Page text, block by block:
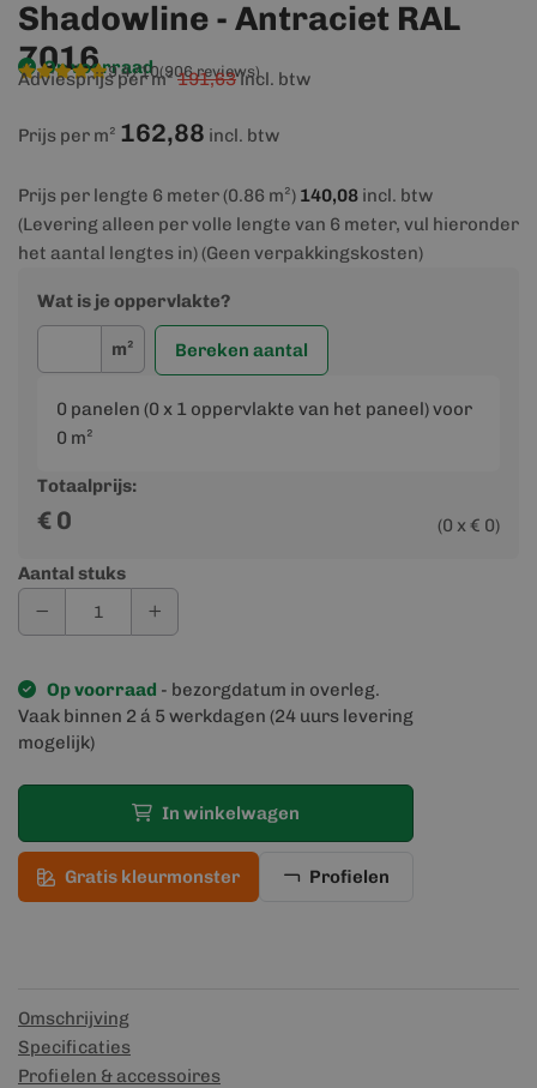
Shadowline - Antraciet RAL
7016
Op voorraad
9,4/10(906 reviews)
Adviesprijs per m²191,63incl. btw
Prijs per m² 162,88 incl. btw
Prijs per lengte 6 meter (0.86 m²) 140,08 incl. btw
(Levering alleen per volle lengte van 6 meter, vul hieronder
het aantal lengtes in) (Geen verpakkingskosten)
Wat is je oppervlakte?
m² Bereken aantal
0 panelen (0 x 1 oppervlakte van het paneel) voor
0 m²
Totaalprijs:
€ 0 (0 x € 0)
Aantal stuks
Op voorraad - bezorgdatum in overleg.
Vaak binnen 2 á 5 werkdagen (24 uurs levering
mogelijk)
In winkelwagen
Gratis kleurmonster Profielen
Omschrijving
Specificaties
Profielen & accessoires